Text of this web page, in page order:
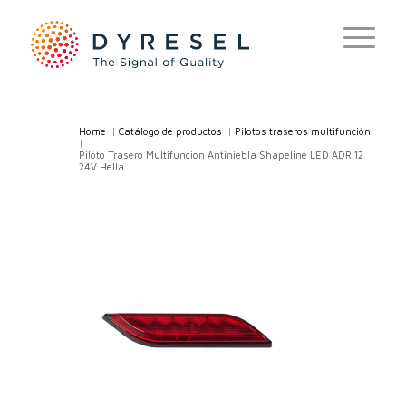
Home /Catálogo de productos
Pilotos traseros multifunción
Piloto Trasero Multifuncion Antiniebla Shapeline LED ADR 12
24V Hella ...